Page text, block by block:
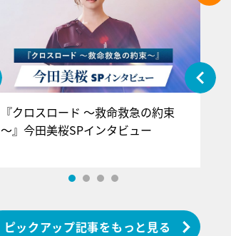
『クロスロード ～救命救急の約束
～』今田美桜SPインタビュー
ピックアップ記事をもっと見る